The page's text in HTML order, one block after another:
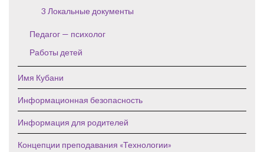
3 Локальные документы
Педагог — психолог
Работы детей
Имя Кубани
Информационная безопасность
Информация для родителей
Концепции преподавания «Технологии»